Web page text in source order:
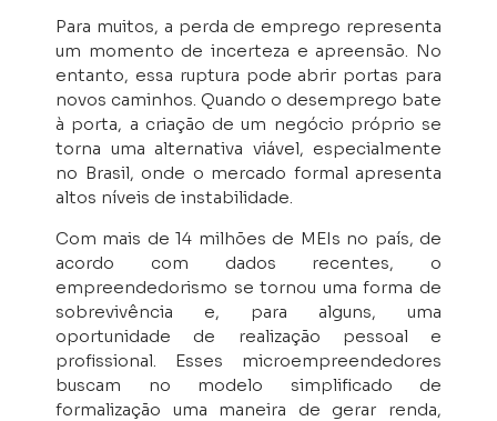
Para muitos, a perda de emprego representa
um momento de incerteza e apreensão. No
entanto, essa ruptura pode abrir portas para
novos caminhos. Quando o desemprego bate
à porta, a criação de um negócio próprio se
torna uma alternativa viável, especialmente
no Brasil, onde o mercado formal apresenta
altos níveis de instabilidade.
Com mais de 14 milhões de MEIs no país, de
acordo com dados recentes, o
empreendedorismo se tornou uma forma de
sobrevivência e, para alguns, uma
oportunidade de realização pessoal e
profissional. Esses microempreendedores
buscam no modelo simplificado de
formalização uma maneira de gerar renda,